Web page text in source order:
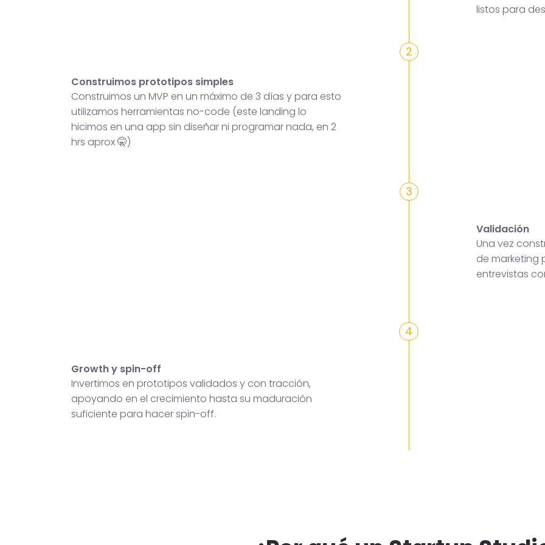
listos para
Construimos prototipos simples
Construimos un MVP en un máximo de 3 días y para esto
utilizamos herramientas no-code (este landing lo
hicimos en una app sin diseñar ni programar nada, en 2
hrs aprox 🤫)
2
3
Validación
Una vez
de marketing
entrevistas
Growth y spin-off
Invertimos en prototipos validados y con tracción,
apoyando en el crecimiento hasta su maduración
suficiente para hacer spin-off.
4